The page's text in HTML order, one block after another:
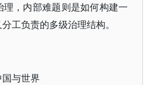
，内部难题则是如何构建一
工负责的多级治理结构。
与世界